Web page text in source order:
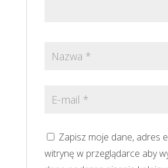
Zapisz moje dane, adres
witrynę w przeglądarce aby